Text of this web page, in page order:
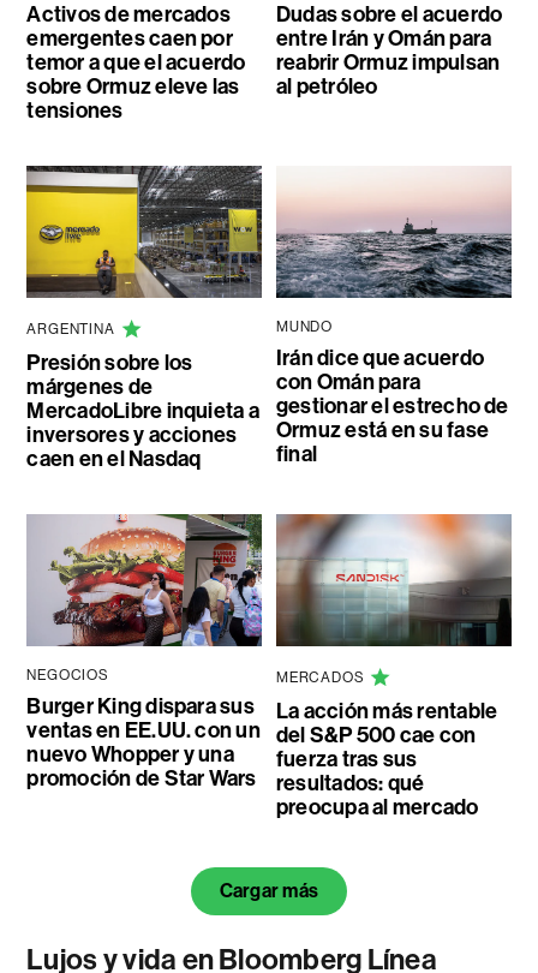
Activos de mercados
emergentes caen por
temor a que el acuerdo
sobre Ormuz eleve las
tensiones
Dudas sobre el acuerdo
entre Irán y Omán para
reabrir Ormuz impulsan
al petróleo
ARGENTINA
Presión sobre los
márgenes de
MercadoLibre inquieta a
inversores y acciones
caen en el Nasdaq
MUNDO
Irán dice que acuerdo
con Omán para
gestionar el estrecho de
Ormuz está en su fase
final
NEGOCIOS
Burger King dispara sus
ventas en EE.UU. con un
nuevo Whopper y una
promoción de Star Wars
MERCADOS
La acción más rentable
del S&P 500 cae con
fuerza tras sus
resultados: qué
preocupa al mercado
Cargar más
Lujos y vida en Bloomberg Línea